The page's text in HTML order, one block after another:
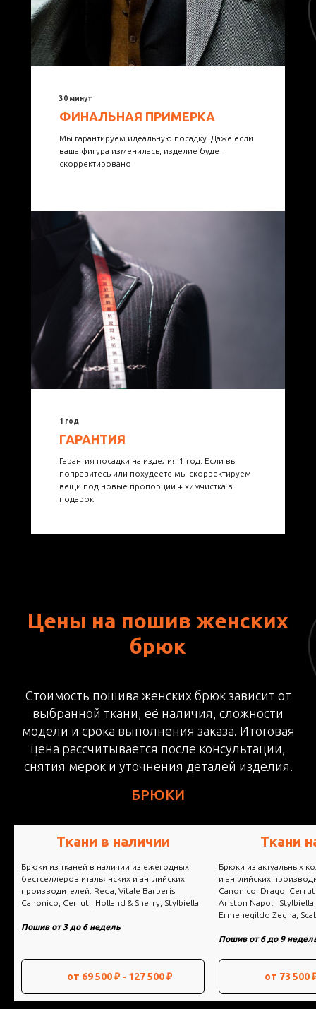
30 минут
ФИНАЛЬНАЯ ПРИМЕРКА
Мы гарантируем идеальную посадку. Даже если
ваша фигура изменилась, изделие будет
скорректировано
1 год
ГАРАНТИЯ
Гарантия посадки на изделия 1 год. Если вы
поправитесь или похудеете мы скорректируем
вещи под новые пропорции + химчистка в
подарок
Цены на пошив женских
брюк
Стоимость пошива женских брюк зависит от
выбранной ткани, её наличия, сложности
модели и срока выполнения заказа. Итоговая
цена рассчитывается после консультации,
снятия мерок и уточнения деталей изделия.
БРЮКИ
Ткани на заказ
Брюки из актуальных коллекций итальянских
и английских производителей: Vitale Barberis
Canonico, Drago, Cerruti, Holland & Sherry,
Ariston Napoli, Stylbiella, Dormeuil,
от 73 500 ₽ - 170 000 ₽
Loro
Брюки из постоянной
тканей Loro Piana
Пошив от 6 до 9
от 88